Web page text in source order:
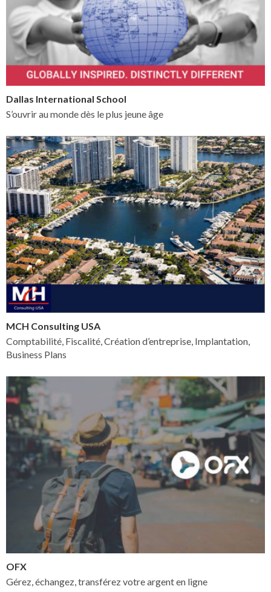
Dallas International School
S’ouvrir au monde dès le plus jeune âge
MCH Consulting USA
Comptabilité, Fiscalité, Création d’entreprise, Implantation,
Business Plans
OFX
Gérez, échangez, transférez votre argent en ligne